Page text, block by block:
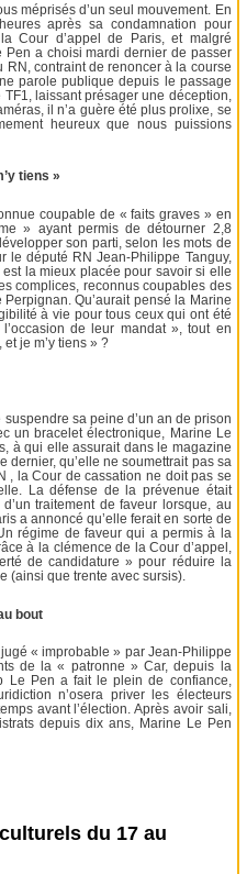
méprisés d’un seul mouvement. En
après sa condamnation pour
Cour d’appel de Paris, et malgré
a choisi mardi dernier de passer
contraint de renoncer à la course
parole publique depuis le passage
laissant présager une déception,
il n’a guère été plus prolixe, se
heureux que nous puissions
tiens »
coupable de « faits graves » en
» ayant permis de détourner 2,8
son parti, selon les mots de
le député RN Jean-Philippe Tanguy,
la mieux placée pour savoir si elle
complices, reconnus coupables des
Qu’aurait pensé la Marine
à vie pour tous ceux qui ont été
de leur mandat », tout en
je m’y tiens » ?
sa peine d’un an de prison
un bracelet électronique, Marine Le
à qui elle assurait dans le magazine
dernier, qu’elle ne soumettrait pas sa
la Cour de cassation ne doit pas se
La défense de la prévenue était
traitement de faveur lorsque, au
a annoncé qu’elle ferait en sorte de
régime de faveur qui a permis à la
à la clémence de la Cour d’appel,
de candidature » pour réduire la
(ainsi que trente avec sursis).
bout
« improbable » par Jean-Philippe
de la « patronne » Car, depuis la
Le Pen a fait le plein de confiance,
n’osera priver les électeurs
avant l’élection. Après avoir sali,
depuis dix ans, Marine Le Pen
du 17 au